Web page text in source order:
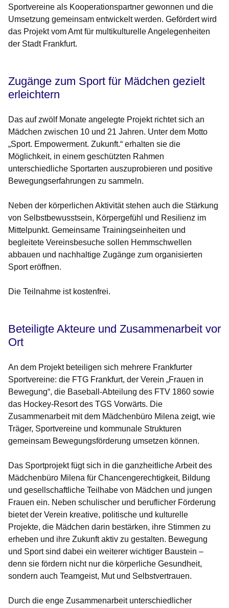
Sportvereine als Kooperationspartner gewonnen und die
Umsetzung gemeinsam entwickelt werden. Gefördert wird
das Projekt vom Amt für multikulturelle Angelegenheiten
der Stadt Frankfurt.
Zugänge zum Sport für Mädchen gezielt
erleichtern
Das auf zwölf Monate angelegte Projekt richtet sich an
Mädchen zwischen 10 und 21 Jahren. Unter dem Motto
„Sport. Empowerment. Zukunft.“ erhalten sie die
Möglichkeit, in einem geschützten Rahmen
unterschiedliche Sportarten auszuprobieren und positive
Bewegungserfahrungen zu sammeln.
Neben der körperlichen Aktivität stehen auch die Stärkung
von Selbstbewusstsein, Körpergefühl und Resilienz im
Mittelpunkt. Gemeinsame Trainingseinheiten und
begleitete Vereinsbesuche sollen Hemmschwellen
abbauen und nachhaltige Zugänge zum organisierten
Sport eröffnen.
Die Teilnahme ist kostenfrei.
Beteiligte Akteure und Zusammenarbeit vor
Ort
An dem Projekt beteiligen sich mehrere Frankfurter
Sportvereine: die FTG Frankfurt, der Verein „Frauen in
Bewegung“, die Baseball-Abteilung des FTV 1860 sowie
das Hockey-Resort des TGS Vorwärts. Die
Zusammenarbeit mit dem Mädchenbüro Milena zeigt, wie
Träger, Sportvereine und kommunale Strukturen
gemeinsam Bewegungsförderung umsetzen können.
Das Sportprojekt fügt sich in die ganzheitliche Arbeit des
Mädchenbüro Milena für Chancengerechtigkeit, Bildung
und gesellschaftliche Teilhabe von Mädchen und jungen
Frauen ein. Neben schulischer und beruflicher Förderung
bietet der Verein kreative, politische und kulturelle
Projekte, die Mädchen darin bestärken, ihre Stimmen zu
erheben und ihre Zukunft aktiv zu gestalten. Bewegung
und Sport sind dabei ein weiterer wichtiger Baustein –
denn sie fördern nicht nur die körperliche Gesundheit,
sondern auch Teamgeist, Mut und Selbstvertrauen.
Durch die enge Zusammenarbeit unterschiedlicher